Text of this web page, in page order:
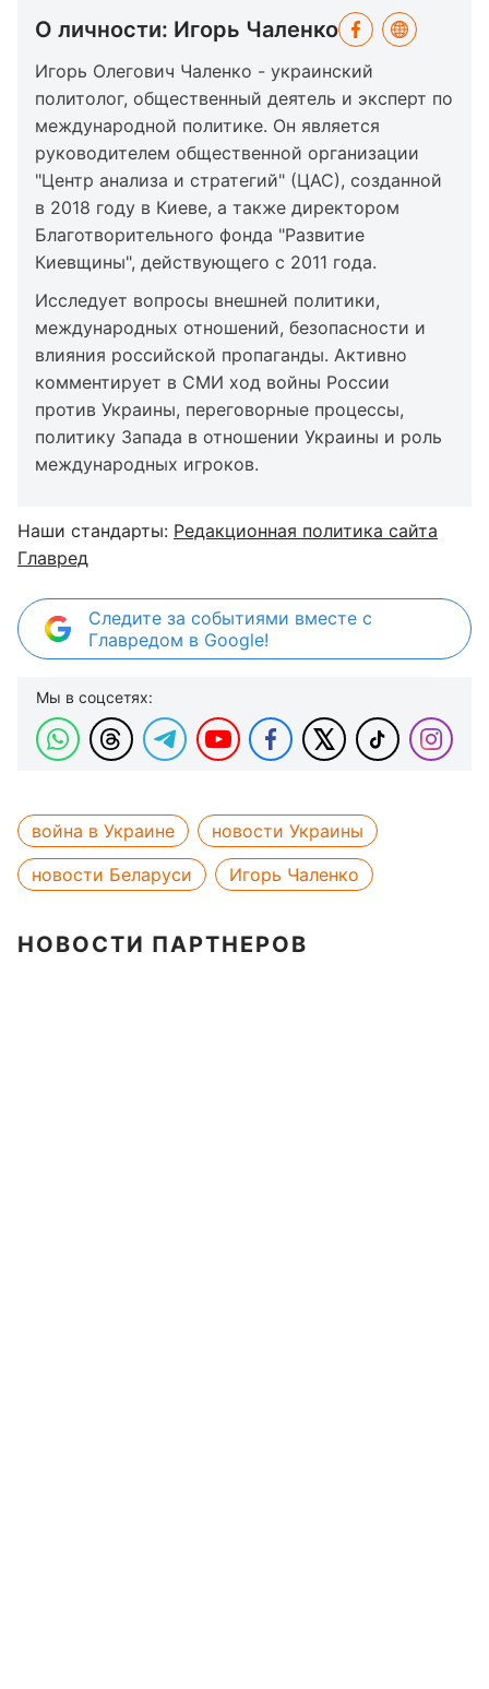
О личности: Игорь Чаленко
Игорь Олегович Чаленко - украинский
политолог, общественный деятель и эксперт по
международной политике. Он является
руководителем общественной организации
"Центр анализа и стратегий" (ЦАС), созданной
в 2018 году в Киеве, а также директором
Благотворительного фонда "Развитие
Киевщины", действующего с 2011 года.
Исследует вопросы внешней политики,
международных отношений, безопасности и
влияния российской пропаганды. Активно
комментирует в СМИ ход войны России
против Украины, переговорные процессы,
политику Запада в отношении Украины и роль
международных игроков.
Наши стандарты: Редакционная политика сайта
Главред
Следите за событиями вместе с
Главредом в Google!
Мы в соцсетях:
война в Украине
новости Украины
новости Беларуси
Игорь Чаленко
НОВОСТИ ПАРТНЕРОВ